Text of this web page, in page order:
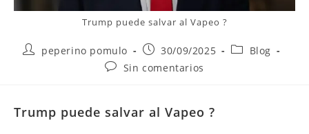
Trump puede salvar al Vapeo ?
peperino pomulo 30/09/2025
Blog
Sin comentarios
Trump puede salvar al Vapeo ?